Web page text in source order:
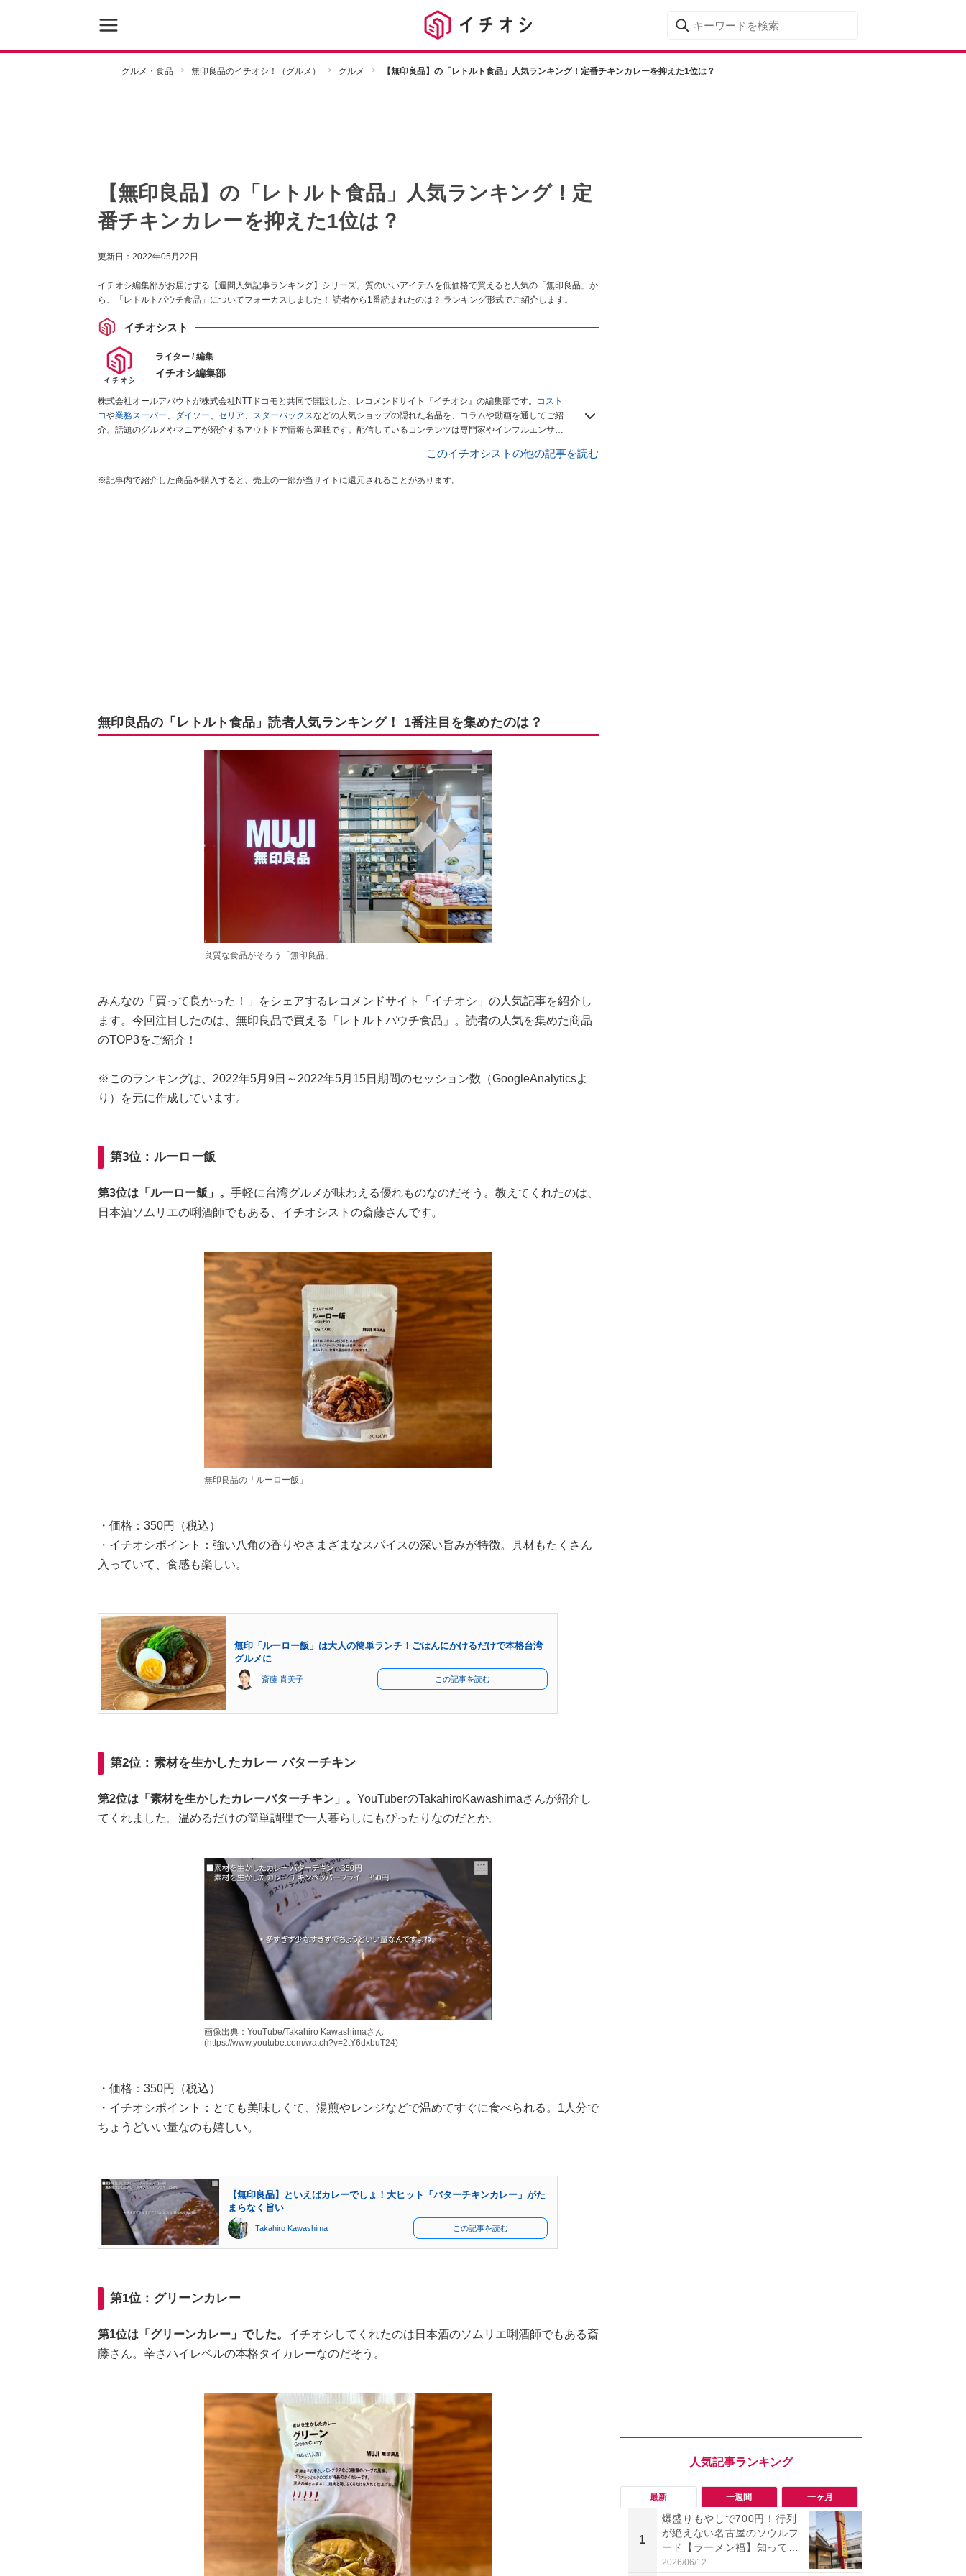
グルメ・食品 無印良品のイチオシ！（グルメ） グルメ 【無印良品】の「レトルト食品」人気ランキング！定番チキンカレーを抑えた1位は？
【無印良品】の「レトルト食品」人気ランキング！定
番チキンカレーを抑えた1位は？
更新日： 2022年05月22日
イチオシ編集部がお届けする【週間人気記事ランキング】シリーズ。質のいいアイテムを低価格で買えると人気の「無印良品」か
ら、「レトルトパウチ食品」についてフォーカスしました！ 読者から1番読まれたのは？ ランキング形式でご紹介します。
イチオシスト
ライター / 編集
イチオシ編集部
株式会社オールアバウトが株式会社NTTドコモと共同で開設した、レコメンドサイト『イチオシ』の編集部です。
コスト
コや業務スーパー、 ダイソー、 セリア、 スターバックスなどの人気ショップの隠れた名品を、コラムや動画を通してご紹
介。話題のグルメやマニアが紹介するアウトドア情報も満載です。配信しているコンテンツは専門家やインフルエンサー
このイチオシストの他の記事を読む
※記事内で紹介した商品を購入すると、売上の一部が当サイトに還元されることがあります。
無印良品の「レトルト食品」読者人気ランキング！ 1番注目を集めたのは？
良質な食品がそろう「無印良品」
みんなの「買って良かった！」をシェアするレコメンドサイト「イチオシ」の人気記事を紹介し
ます。今回注目したのは、無印良品で買える「レトルトパウチ食品」。読者の人気を集めた商品
のTOP3をご紹介！
※このランキングは、2022年5月9日～2022年5月15日期間のセッション数（GoogleAnalyticsよ
り）を元に作成しています。
第3位：ルーロー飯
第3位は「ルーロー飯」。 手軽に台湾グルメが味わえる優れものなのだそう。教えてくれたのは、
日本酒ソムリエの唎酒師でもある、イチオシストの斎藤さんです。
無印良品の「ルーロー飯」
・価格：350円（税込）
・イチオシポイント：強い八角の香りやさまざまなスパイスの深い旨みが特徴。具材もたくさん
入っていて、食感も楽しい。
無印「ルーロー飯」は大人の簡単ランチ！ごはんにかけるだけで本格台湾
グルメに
斎藤 貴美子 この記事を読む
第2位：素材を生かしたカレー バターチキン
第2位は「素材を生かしたカレーバターチキン」。 YouTuberのTakahiroKawashimaさんが紹介し
てくれました。温めるだけの簡単調理で一人暮らしにもぴったりなのだとか。
画像出典：YouTube/Takahiro Kawashimaさん
(https://www.youtube.com/watch?v=2tY6dxbuT24)
・価格：350円（税込）
・イチオシポイント：とても美味しくて、湯煎やレンジなどで温めてすぐに食べられる。1人分で
ちょうどいい量なのも嬉しい。
【無印良品】といえばカレーでしょ！大ヒット「バターチキンカレー」がた
まらなく旨い
Takahiro Kawashima この記事を読む
第1位：グリーンカレー
第1位は「グリーンカレー」でした。 イチオシしてくれたのは日本酒のソムリエ唎酒師でもある斎
藤さん。辛さハイレベルの本格タイカレーなのだそう。
最新 一週間 一ヶ月
1
爆盛りもやしで700円！行列
が絶えない名古屋のソウルフ
ード【ラーメン福】知って
る？
2026/06/12